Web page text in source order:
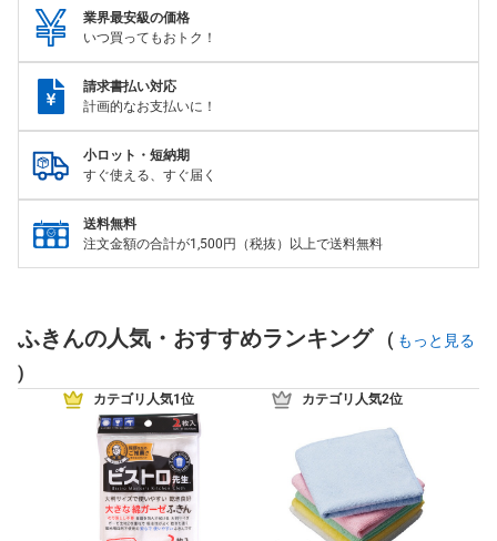
業界最安級の価格
いつ買ってもおトク！
請求書払い対応
計画的なお支払いに！
小ロット・短納期
すぐ使える、すぐ届く
送料無料
注文金額の合計が1,500円（税抜）以上で送料無料
ふきんの人気・おすすめランキング ( もっと見る
)
カテゴリ人気1位 カテゴリ人気2位